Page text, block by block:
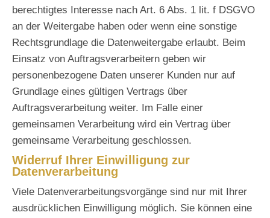
berechtigtes Interesse nach Art. 6 Abs. 1 lit. f DSGVO
an der Weitergabe haben oder wenn eine sonstige
Rechtsgrundlage die Datenweitergabe erlaubt. Beim
Einsatz von Auftragsverarbeitern geben wir
personenbezogene Daten unserer Kunden nur auf
Grundlage eines gültigen Vertrags über
Auftragsverarbeitung weiter. Im Falle einer
gemeinsamen Verarbeitung wird ein Vertrag über
gemeinsame Verarbeitung geschlossen.
Widerruf Ihrer Einwilligung zur
Datenverarbeitung
Viele Datenverarbeitungsvorgänge sind nur mit Ihrer
ausdrücklichen Einwilligung möglich. Sie können eine